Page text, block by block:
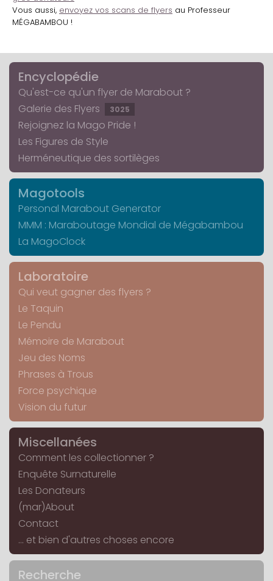
Vous aussi, envoyez vos scans de flyers au Professeur
MÉGABAMBOU !
Encyclopédie
Qu'est-ce qu'un flyer de Marabout ?
Galerie des Flyers
3025
Rejoignez la Mago Pride !
Les Figures de Style
Herméneutique des sortilèges
Magotools
Personal Marabout Generator
MMM : Maraboutage Mondial de Mégabambou
La MagoClock
Laboratoire
Qui veut gagner des flyers ?
Le Taquin
Le Pendu
Mémoire de Marabout
Jeu des Noms
Phrases à Trous
Force psychique
Vision du futur
Miscellanées
Comment les collectionner ?
Enquête Surnaturelle
Les Donateurs
(mar)About
Contact
... et bien d'autres choses encore
Recherche